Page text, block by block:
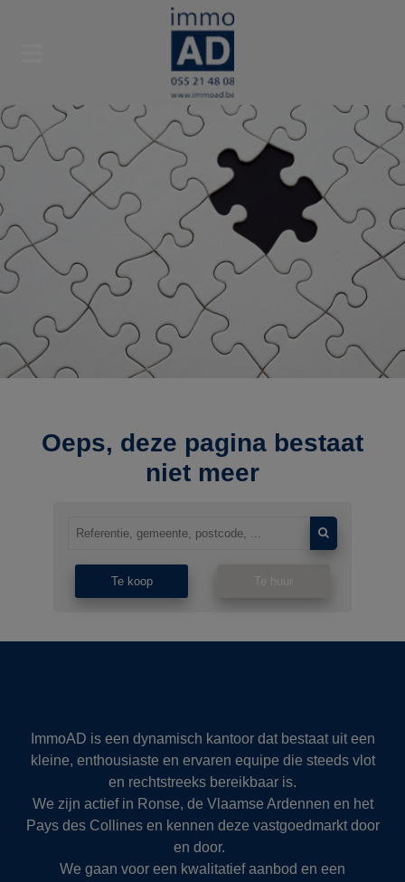
Oeps, deze pagina bestaat
niet meer
Te koop Te huur
ImmoAD is een dynamisch kantoor dat bestaat uit een
kleine, enthousiaste en ervaren equipe die steeds vlot
en rechtstreeks bereikbaar is.
We zijn actief in Ronse, de Vlaamse Ardennen en het
Pays des Collines en kennen deze vastgoedmarkt door
en door.
We gaan voor een kwalitatief aanbod en een